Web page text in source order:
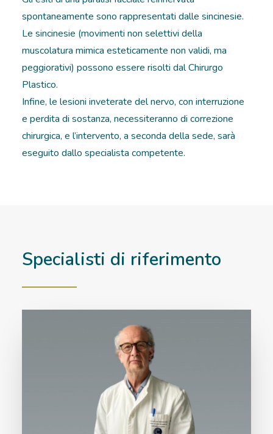
spontaneamente sono rappresentati dalle sincinesie.
Le sincinesie (movimenti non selettivi della
muscolatura mimica esteticamente non validi, ma
peggiorativi) possono essere risolti dal Chirurgo
Plastico.
Infine, le lesioni inveterate del nervo, con interruzione
e perdita di sostanza, necessiteranno di correzione
chirurgica, e l’intervento, a seconda della sede, sarà
eseguito dallo specialista competente.
Specialisti di riferimento